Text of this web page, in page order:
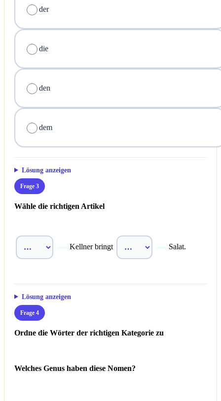
der
die
den
dem
Lösung anzeigen
Frage 3
Wähle die richtigen Artikel
Kellner bringt Salat.
Lösung anzeigen
Frage 4
Ordne die Wörter der richtigen Kategorie zu
Welches Genus haben diese Nomen?